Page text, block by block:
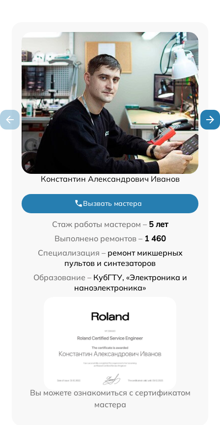
Константин Александрович Иванов
Вызвать мастера
Стаж работы мастером – 5 лет
Выполнено ремонтов – 1 460
Специализация – ремонт микшерных
пультов и синтезаторов
Образование – КубГТУ, «Электроника и
наноэлектроника»
Вы можете ознакомиться с сертификатом
мастера